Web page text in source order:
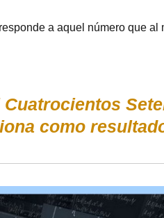
a aquel número que
como